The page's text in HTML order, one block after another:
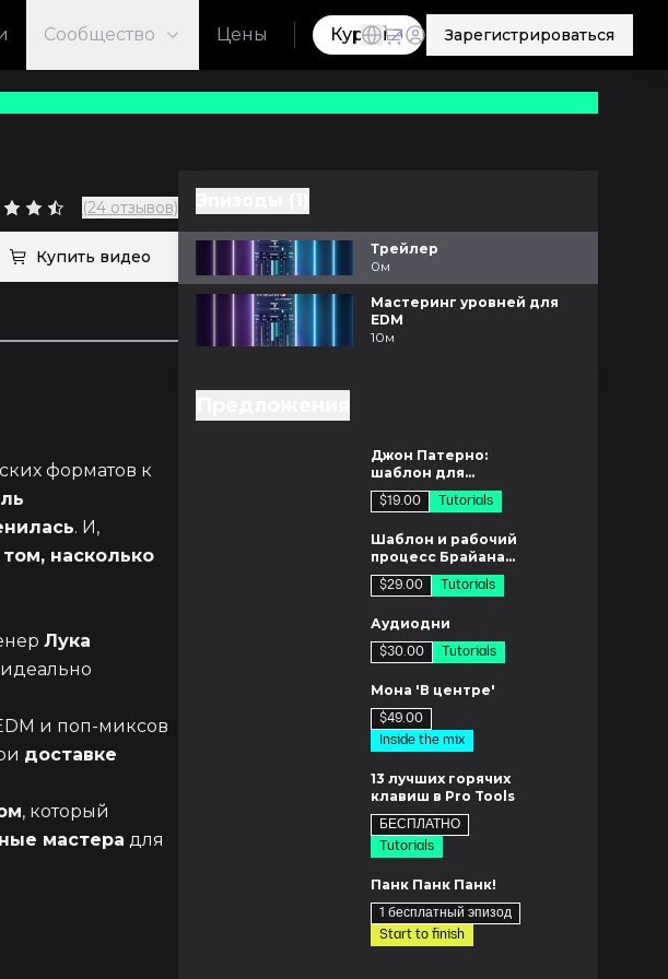
Сообщество Цены Курсы Зарегистрироваться
(24 отзывов)
Купить видео
форматов к
. И,
насколько
Лука
и поп-миксов
доставке
, который
мастера для
Трейлер
0м
Мастеринг уровней для
EDM
10м
Джон Патерно:
шаблон для
микширования и
рабочий процесс
$19.00
Tutorials
Шаблон и рабочий
процесс Брайана
Монкарца
$29.00
Tutorials
Аудиодни
$30.00
Tutorials
Мона 'В центре'
$49.00
Inside the mix
13 лучших горячих
клавиш в Pro Tools
БЕСПЛАТНО
Tutorials
Панк Панк Панк!
1 бесплатный эпизод
Start to finish